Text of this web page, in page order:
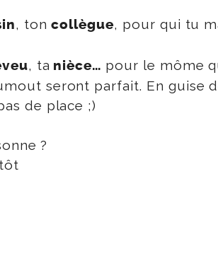
, toncollègue, pour qui tu
, ta nièce… pour le môme
seront parfait. En guise
de place ;)
?